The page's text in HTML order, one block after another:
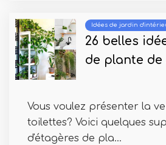
Idées de jardin
26 belles
de plante
Vous voulez présenter la
toilettes? Voici quelques
d'étagères de pla...